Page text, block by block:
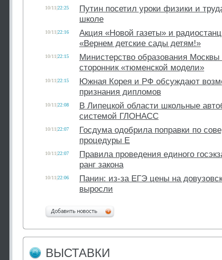
10/11|22:25
Путин посетил уроки физики и
школе
10/11|22:16
Акция «Новой газеты» и
«Вернем детские сады детям!»
10/11|22:15
Министерство образования Москвы
сторонник «тюменской модели»
10/11|22:15
Южная Корея и РФ обсуждают
признания дипломов
10/11|22:08
В Липецкой области школьные
системой ГЛОНАСС
10/11|22:07
Госдума одобрила поправки по
процедуры Е
10/11|22:07
Правила проведения единого
ранг закона
10/11|22:06
Панин: из-за ЕГЭ цены на
выросли
ВЫСТАВКИ